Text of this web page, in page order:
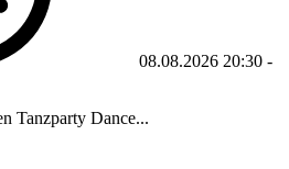
08.08.2026 20:30 -
Tanzparty Dance...